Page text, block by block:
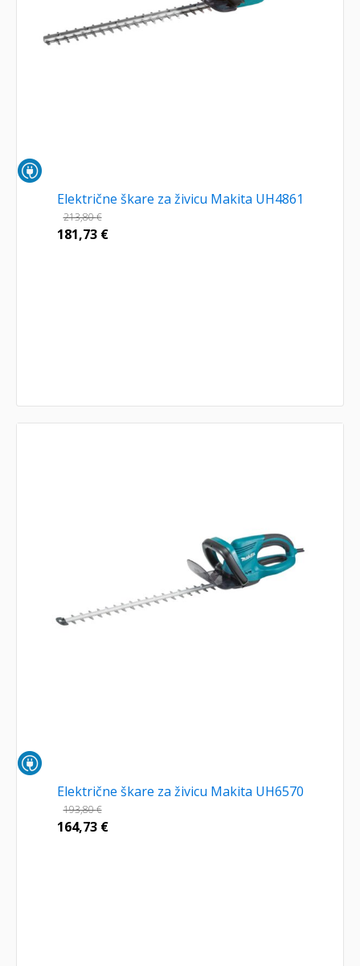
Električne škare za živicu Makita UH4861
213,80€
181,73 €
Električne škare za živicu Makita UH6570
193,80€
164,73 €